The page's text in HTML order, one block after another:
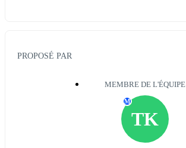
PROPOSÉ PAR
MEMBRE DE L'ÉQUIPE
TK
M